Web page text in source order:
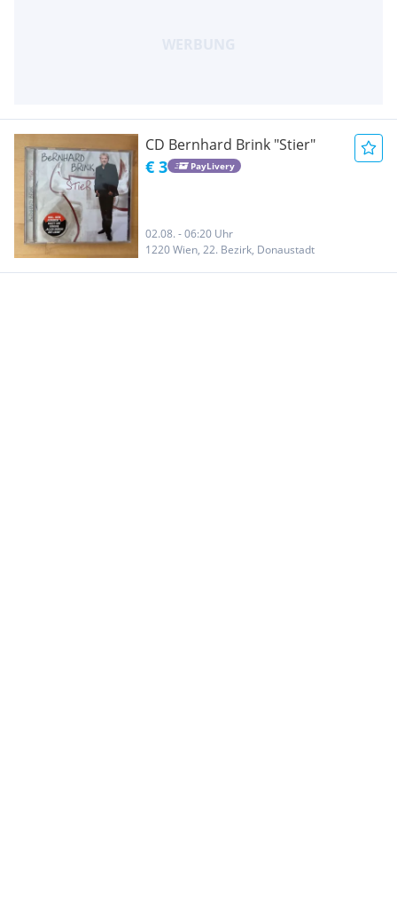
CD Bernhard Brink "Stier"
€ 3 PayLivery
02.08. - 06:20 Uhr
1220 Wien, 22. Bezirk, Donaustadt